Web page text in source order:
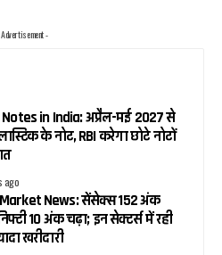
-
in India: अप्रैल-मई 2027 से
के नोट, RBI करेगा छोटे नोटों
ago
News: सेंसेक्स 152 अंक
10 अंक चढ़ा; इन सेक्टर्स में रही
खरीदारी